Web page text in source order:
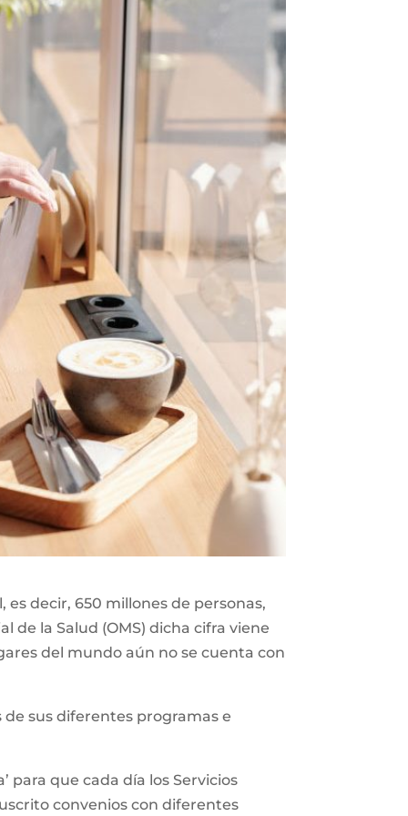
es decir, 650 millones de personas,
de la Salud (OMS) dicha cifra viene
del mundo aún no se cuenta con
de sus diferentes programas e
para que cada día los Servicios
convenios con diferentes